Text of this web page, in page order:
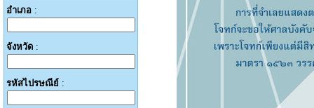
อำเภอ :
จังหวัด :
รหัสไปรษณีย์ :